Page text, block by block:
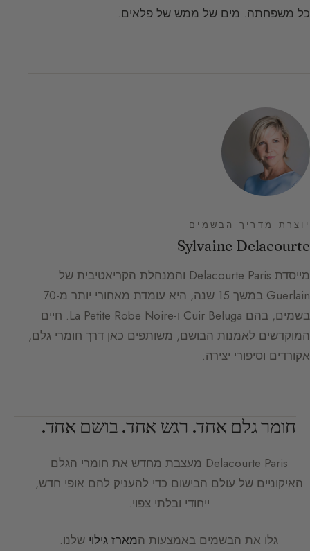
כל משפחתה. מים של ממש של פלאים.
יוצרת מדריך הבשמים
Sylvaine Delacourte
מייסדת Delacourte Paris והמנהלת הקריאטיבית של
Guerlain במשך 15 שנה, היא עומדת מאחורי יותר מ-70
בשמים, בהם Cuir Beluga ו-La Petite Robe Noire. חיים
המוקדשים לאמנות הבושם, משותפים כאן דרך חומרי גלם,
אקורדים וסיפורי יצירה.
חומר גלם אחד. רגש אחד. בושם אחד.
Delacourte Paris מעצבת מחדש את חומרי הגלם
האיקוניים של עולם הבישום כדי להעניק להם אופי חדש,
ייחודי ובלתי צפוי.
גלו את הבשמים באמצעות המארז גילוי שלנו.